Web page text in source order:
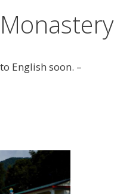
soon. –